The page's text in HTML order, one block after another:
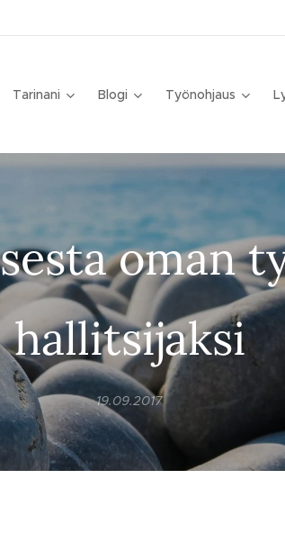
Tarinani Blogi Työnohjaus
oman
hallitsijaksi
19.09.2017